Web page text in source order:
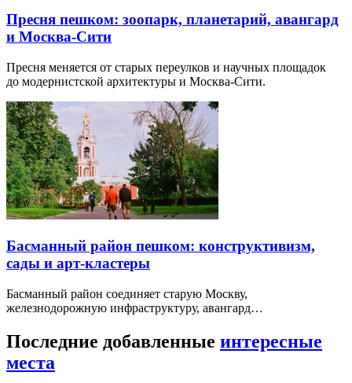
Пресня пешком: зоопарк, планетарий, авангард
и Москва-Сити
Пресня меняется от старых переулков и научных площадок
до модернистской архитектуры и Москва-Сити.
Басманный район пешком: конструктивизм,
сады и арт-кластеры
Басманный район соединяет старую Москву,
железнодорожную инфраструктуру, авангард…
Последние добавленные интересные
места